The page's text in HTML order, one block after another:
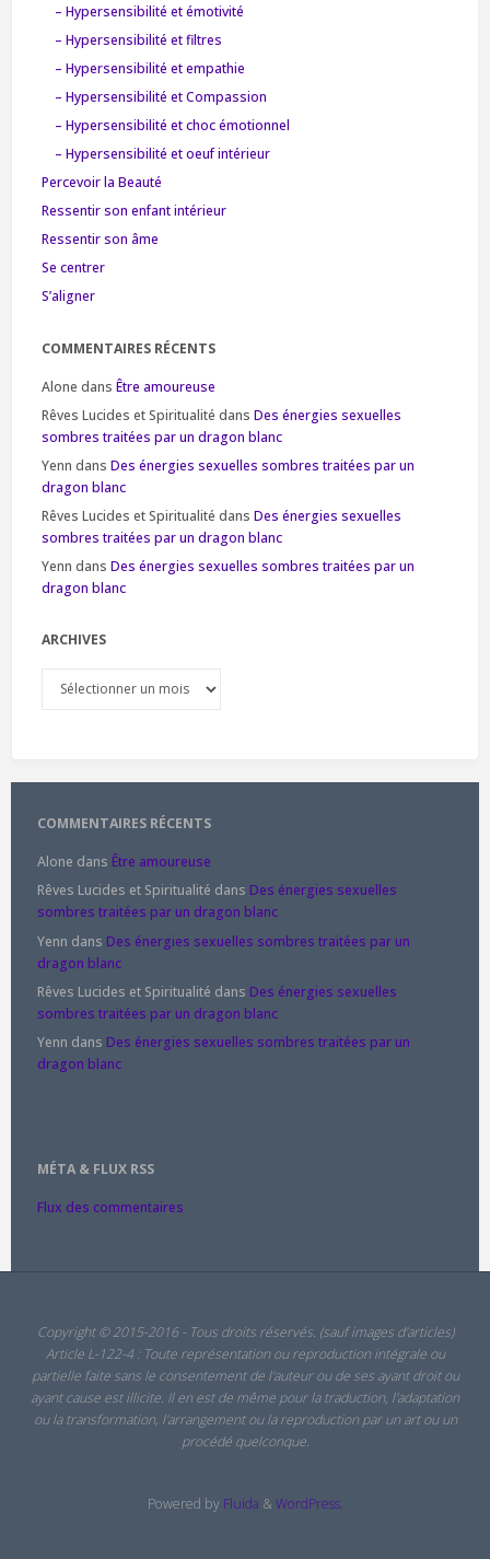
– Hypersensibilité et émotivité
– Hypersensibilité et filtres
– Hypersensibilité et empathie
– Hypersensibilité et Compassion
– Hypersensibilité et choc émotionnel
– Hypersensibilité et oeuf intérieur
Percevoir la Beauté
Ressentir son enfant intérieur
Ressentir son âme
Se centrer
S’aligner
COMMENTAIRES RÉCENTS
Alone dans Être amoureuse
Rêves Lucides et Spiritualité dans Des énergies sexuelles
sombres traitées par un dragon blanc
Yenn dans Des énergies sexuelles sombres traitées par un
dragon blanc
Rêves Lucides et Spiritualité dans Des énergies sexuelles
sombres traitées par un dragon blanc
Yenn dans Des énergies sexuelles sombres traitées par un
dragon blanc
ARCHIVES
COMMENTAIRES RÉCENTS
Alone dans Être amoureuse
Rêves Lucides et Spiritualité dans Des énergies sexuelles
sombres traitées par un dragon blanc
Yenn dans Des énergies sexuelles sombres traitées par un
dragon blanc
Rêves Lucides et Spiritualité dans Des énergies sexuelles
sombres traitées par un dragon blanc
Yenn dans Des énergies sexuelles sombres traitées par un
dragon blanc
MÉTA & FLUX RSS
Flux des commentaires
Copyright © 2015-2016 - Tous droits réservés. (sauf images d'articles)
Article L-122-4 : Toute représentation ou reproduction intégrale ou
partielle faite sans le consentement de l'auteur ou de ses ayant droit ou
ayant cause est illicite. Il en est de même pour la traduction, l'adaptation
ou la transformation, l'arrangement ou la reproduction par un art ou un
procédé quelconque.
Powered byFluida & WordPress.